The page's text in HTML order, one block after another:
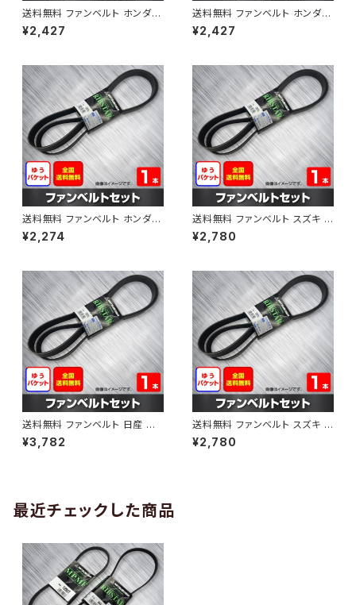
送料無料 ファンベルト ホンダ
ゼスト 型式JE1 H18.03～H24.
11 （国内トップメーカー） 1本 H
¥2,427
送料無料 ファンベルト ホンダ ラ
イフ 型式JB6 H15.09～H20.1
1 （国内トップメーカー） 1本 HA
¥2,427
送料無料 ファンベルト ホンダ フ
ィット 型式GE6 H19.10～H25.
09 （国内トップメーカー） 1本 H
¥2,274
送料無料 ファンベルト スズキ ス
ペーシア 型式MK32S H25.03
～H30.02 （国内トップメーカ
¥2,780
送料無料 ファンベルト 日産 キ
ューブ 型式Z12 H20.11～H24.
10 （国内トップメーカー） 1本 H
¥3,782
送料無料 ファンベルト スズキ ワ
ゴンR 型式MH34S H24.09～
H29.02 （国内トップメーカー）
¥2,780
最近チェックした商品